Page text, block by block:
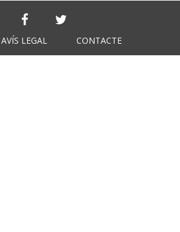
AVÍS LEGAL CONTACTE